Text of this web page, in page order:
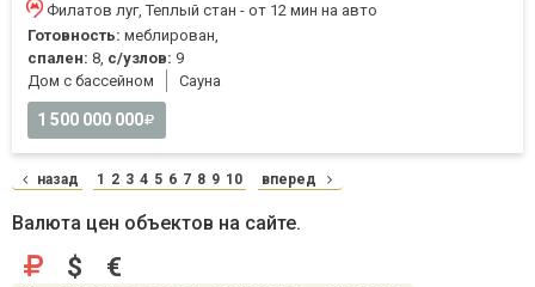
Филатов луг, Теплый стан - от 12 мин на авто
Готовность: меблирован,
спален: 8, с/узлов: 9
Дом с бассейном
Cауна
1 500 000 000
назад 1 2 3 4 5 6 7 8 9 10 вперед
Валюта цен объектов на сайте.
$ €